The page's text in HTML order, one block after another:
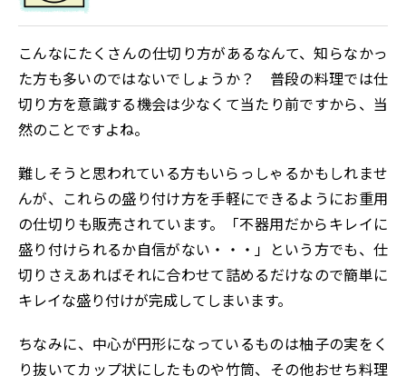
こんなにたくさんの仕切り方があるなんて、知らなかっ
た方も多いのではないでしょうか？ 普段の料理では仕
切り方を意識する機会は少なくて当たり前ですから、当
然のことですよね。
難しそうと思われている方もいらっしゃるかもしれませ
んが、これらの盛り付け方を手軽にできるようにお重用
の仕切りも販売されています。「不器用だからキレイに
盛り付けられるか自信がない・・・」という方でも、仕
切りさえあればそれに合わせて詰めるだけなので簡単に
キレイな盛り付けが完成してしまいます。
ちなみに、中心が円形になっているものは柚子の実をく
り抜いてカップ状にしたものや竹筒、その他おせち料理